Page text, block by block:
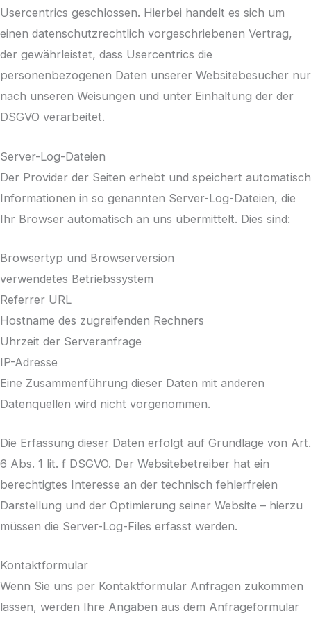
Usercentrics geschlossen. Hierbei handelt es sich um
einen datenschutzrechtlich vorgeschriebenen Vertrag,
der gewährleistet, dass Usercentrics die
personenbezogenen Daten unserer Websitebesucher nur
nach unseren Weisungen und unter Einhaltung der der
DSGVO verarbeitet.
Server-Log-Dateien
Der Provider der Seiten erhebt und speichert automatisch
Informationen in so genannten Server-Log-Dateien, die
Ihr Browser automatisch an uns übermittelt. Dies sind:
Browsertyp und Browserversion
verwendetes Betriebssystem
Referrer URL
Hostname des zugreifenden Rechners
Uhrzeit der Serveranfrage
IP-Adresse
Eine Zusammenführung dieser Daten mit anderen
Datenquellen wird nicht vorgenommen.
Die Erfassung dieser Daten erfolgt auf Grundlage von Art.
6 Abs. 1 lit. f DSGVO. Der Websitebetreiber hat ein
berechtigtes Interesse an der technisch fehlerfreien
Darstellung und der Optimierung seiner Website – hierzu
müssen die Server-Log-Files erfasst werden.
Kontaktformular
Wenn Sie uns per Kontaktformular Anfragen zukommen
lassen, werden Ihre Angaben aus dem Anfrageformular